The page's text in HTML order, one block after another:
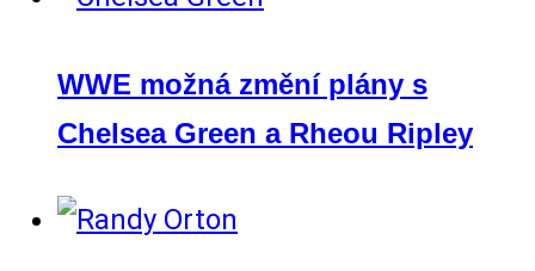
WWE možná změní plány s
Chelsea Green a Rheou Ripley